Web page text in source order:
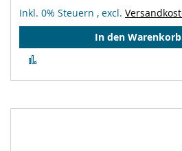
Inkl. 0% Steuern , excl.
In den Warenkorb
hinzufügen